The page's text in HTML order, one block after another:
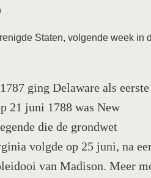
Staten, volgende week in
ging Delaware als eerste
21 juni 1788 was New
die de grondwet
volgde op 25 juni, na
van Madison. Meer